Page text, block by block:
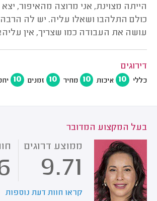
הייתה מצוינת, אני מרוצה מהאיפור,
כולם התלהבו ושאלו עליה. יש לה הרבה
עושה את העבודה כמו שצריך, אין עליה!
דירוגים
כללי 10 איכות 10 מחיר 10 זמנים 10
בעל המקצוע המדובר
ממוצע דרוגים
9.71
קראו חוות דעת נוספות